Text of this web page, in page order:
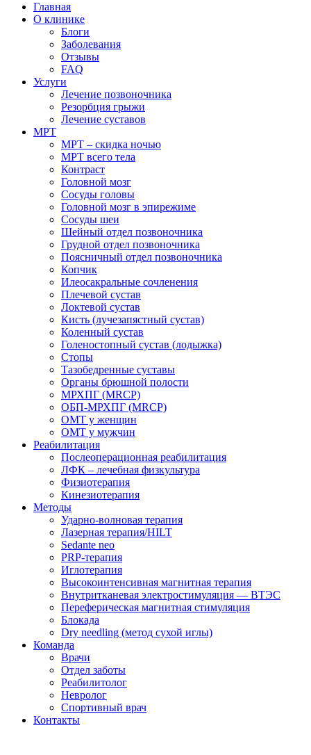
Главная
О клинике
Блоги
Заболевания
Отзывы
FAQ
Услуги
Лечение позвоночника
Резорбция грыжи
Лечение суставов
МРТ
МРТ – скидка ночью
МРТ всего тела
Контраст
Головной мозг
Сосуды головы
Головной мозг в эпирежиме
Сосуды шеи
Шейный отдел позвоночника
Грудной отдел позвоночника
Поясничный отдел позвоночника
Копчик
Илеосакральные сочленения
Плечевой сустав
Локтевой сустав
Кисть (лучезапястный сустав)
Коленный сустав
Голеностопный сустав (лодыжка)
Стопы
Тазобедренные суставы
Органы брюшной полости
МРХПГ (MRCP)
ОБП-МРХПГ (MRCP)
ОМТ у женщин
ОМТ у мужчин
Реабилитация
Послеоперационная реабилитация
ЛФК – лечебная физкультура
Физиотерапия
Кинезиотерапия
Методы
Ударно-волновая терапия
Лазерная терапия/HILT
Sedante neo
PRP-терапия
Иглотерапия
Высокоинтенсивная магнитная терапия
Внутритканевая электростимуляция — ВТЭС
Переферическая магнитная стимуляция
Блокада
Dry needling (метод сухой иглы)
Команда
Врачи
Отдел заботы
Реабилитолог
Невролог
Спортивный врач
Контакты